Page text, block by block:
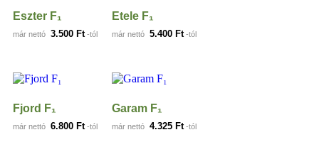
Eszter F₁
már nettó 3.500 Ft -tól
Etele F₁
már nettó 5.400 Ft -tól
Fjord F₁
már nettó 6.800 Ft -tól
Garam F₁
már nettó 4.325 Ft -tól